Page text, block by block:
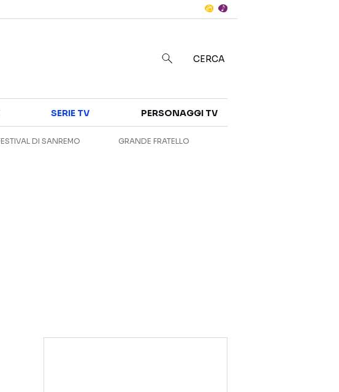
ANTEPRIME
CERCA
SERIE TV PERSONAGGI TV
DI SANREMO GRANDE FRATELLO